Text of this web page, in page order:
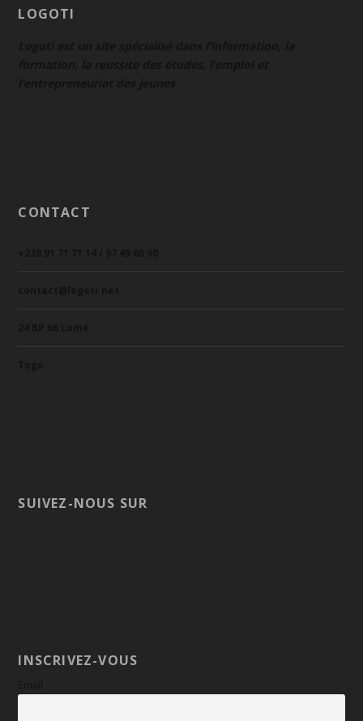
LOGOTI
CONTACT
SUIVEZ-NOUS SUR
INSCRIVEZ-VOUS